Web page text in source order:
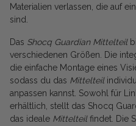
Materialien verlassen, die auf
sind.
Das Shocq Guardian Mittelteil
verschiedenen Größen. Die
die einfache Montage eines
sodass du das Mittelteil
anpassen kannst. Sowohl für
erhältlich, stellt das Shocq
das ideale Mittelteilfindet. Die